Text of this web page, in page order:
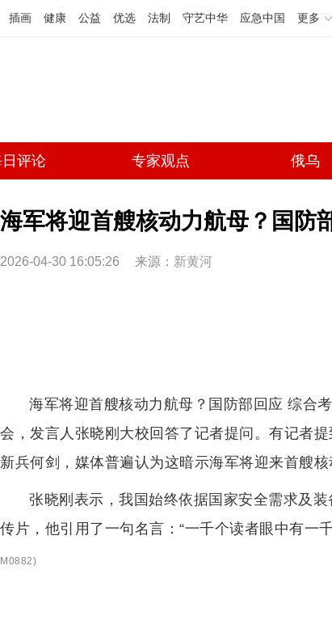
插画 健康 公益 优选 法制 守艺中华 应急中国 更多
评论 专家观点 俄乌
海军将迎首艘核动力航母？国防
2026-04-30 16:05:26 来源： 新黄河
海军将迎首艘核动力航母？国防部回应 综合
会，发言人张晓刚大校回答了记者提问。有记者
新兵何剑，媒体普遍认为这暗示海军将迎来首艘核
张晓刚表示，我国始终依据国家安全需求及
传片，他引用了一句名言：“一千个读者眼中有一
M0882)